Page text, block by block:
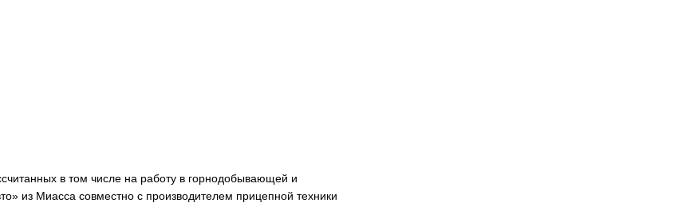
в том числе на работу в горнодобывающей и
из Миасса совместно с производителем прицепной техники